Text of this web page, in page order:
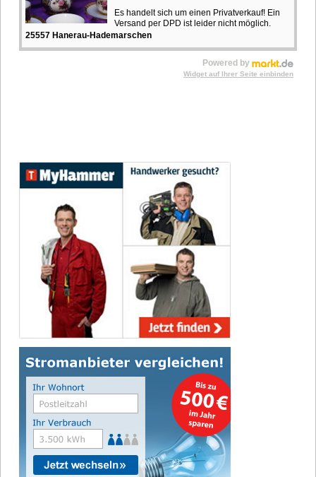
Es handelt sich um einen Privatverkauf! Ein
Versand per DPD ist leider nicht möglich.
25557 Hanerau-Hademarschen
Powered by
Widget auf Ihrer Seite einbinden